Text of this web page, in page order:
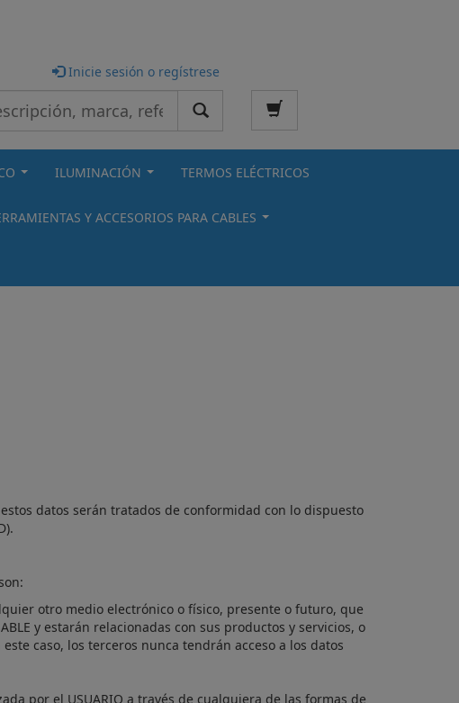
Inicie sesión o regístrese
ILUMINACIÓN TERMOS ELÉCTRICOS
Y ACCESORIOS PARA CABLES
datos serán tratados de conformidad con lo dispuesto
otro medio electrónico o físico, presente o futuro, que
y estarán relacionadas con sus productos y servicios, o
caso, los terceros nunca tendrán acceso a los datos
por el USUARIO a través de cualquiera de las formas de